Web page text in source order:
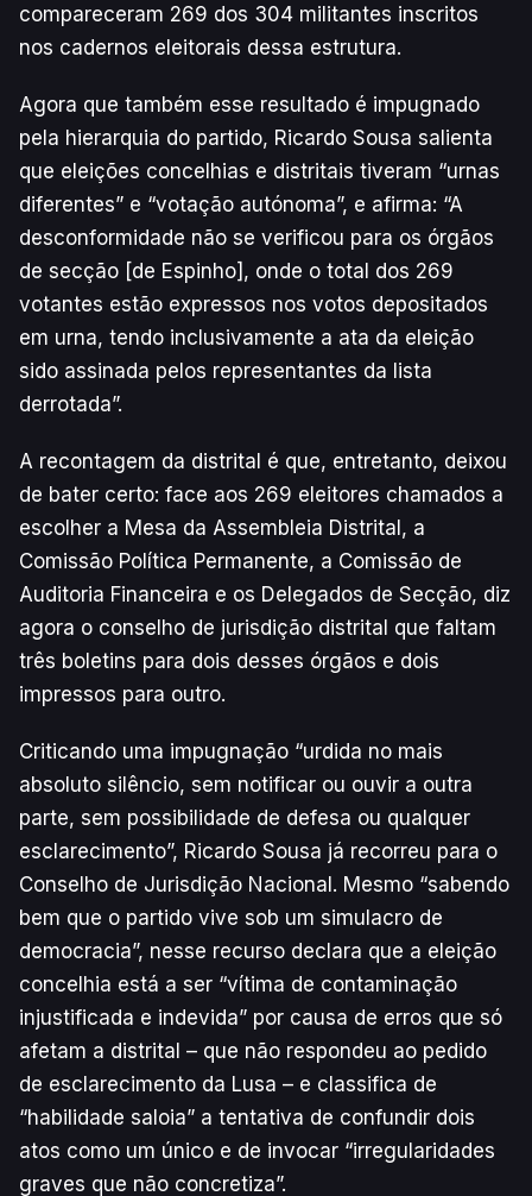
compareceram 269 dos 304 militantes inscritos
nos cadernos eleitorais dessa estrutura.
Agora que também esse resultado é impugnado
pela hierarquia do partido, Ricardo Sousa salienta
que eleições concelhias e distritais tiveram “urnas
diferentes” e “votação autónoma”, e afirma: “A
desconformidade não se verificou para os órgãos
de secção [de Espinho], onde o total dos 269
votantes estão expressos nos votos depositados
em urna, tendo inclusivamente a ata da eleição
sido assinada pelos representantes da lista
derrotada”.
A recontagem da distrital é que, entretanto, deixou
de bater certo: face aos 269 eleitores chamados a
escolher a Mesa da Assembleia Distrital, a
Comissão Política Permanente, a Comissão de
Auditoria Financeira e os Delegados de Secção, diz
agora o conselho de jurisdição distrital que faltam
três boletins para dois desses órgãos e dois
impressos para outro.
Criticando uma impugnação “urdida no mais
absoluto silêncio, sem notificar ou ouvir a outra
parte, sem possibilidade de defesa ou qualquer
esclarecimento”, Ricardo Sousa já recorreu para o
Conselho de Jurisdição Nacional. Mesmo “sabendo
bem que o partido vive sob um simulacro de
democracia”, nesse recurso declara que a eleição
concelhia está a ser “vítima de contaminação
injustificada e indevida” por causa de erros que só
afetam a distrital – que não respondeu ao pedido
de esclarecimento da Lusa – e classifica de
“habilidade saloia” a tentativa de confundir dois
atos como um único e de invocar “irregularidades
graves que não concretiza”.